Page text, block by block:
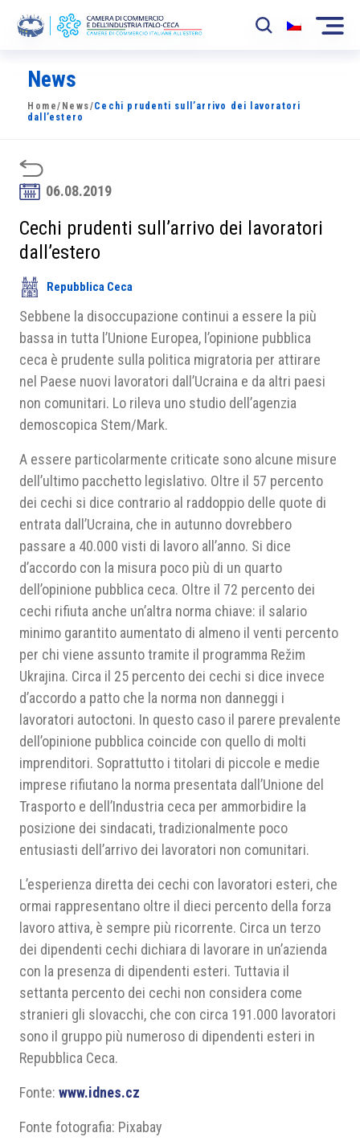
La Camera
News
Sviluppo Mercato
Soci
Partner
Progetti
Area riservata
News
Home/ News/Cechi prudenti sull’arrivo dei lavoratori
dall’estero
06.08.2019
Cechi prudenti sull’arrivo dei lavoratori
dall’estero
Repubblica Ceca
Sebbene la disoccupazione continui a essere la più
bassa in tutta l’Unione Europea, l’opinione pubblica
ceca è prudente sulla politica migratoria per attirare
nel Paese nuovi lavoratori dall’Ucraina e da altri paesi
non comunitari. Lo rileva uno studio dell’agenzia
demoscopica Stem/Mark.
A essere particolarmente criticate sono alcune misure
dell’ultimo pacchetto legislativo. Oltre il 57 percento
dei cechi si dice contrario al raddoppio delle quote di
entrata dall’Ucraina, che in autunno dovrebbero
passare a 40.000 visti di lavoro all’anno. Si dice
d’accordo con la misura poco più di un quarto
dell’opinione pubblica ceca. Oltre il 72 percento dei
cechi rifiuta anche un’altra norma chiave: il salario
minimo garantito aumentato di almeno il venti percento
per chi viene assunto tramite il programma Režim
Ukrajina. Circa il 25 percento dei cechi si dice invece
d’accordo a patto che la norma non danneggi i
lavoratori autoctoni. In questo caso il parere prevalente
dell’opinione pubblica coincide con quello di molti
imprenditori. Soprattutto i titolari di piccole e medie
imprese rifiutano la norma presentata dall’Unione del
Trasporto e dell’Industria ceca per ammorbidire la
posizione dei sindacati, tradizionalmente poco
entusiasti dell’arrivo dei lavoratori non comunitari.
L’esperienza diretta dei cechi con lavoratori esteri, che
ormai rappresentano oltre il dieci percento della forza
lavoro attiva, è sempre più ricorrente. Circa un terzo
dei dipendenti cechi dichiara di lavorare in un’azienda
con la presenza di dipendenti esteri. Tuttavia il
settanta percento dei cechi non considera come
stranieri gli slovacchi, che con circa 191.000 lavoratori
sono il gruppo più numeroso di dipendenti esteri in
Repubblica Ceca.
Fonte: www.idnes.cz
Fonte fotografia: Pixabay